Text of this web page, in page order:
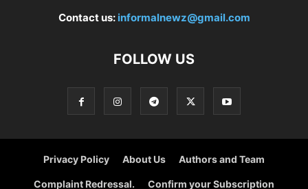
Contact us: informalnewz@gmail.com
FOLLOW US
Privacy Policy About Us Authors and Team
Complaint Redressal. Confirm your Subscription